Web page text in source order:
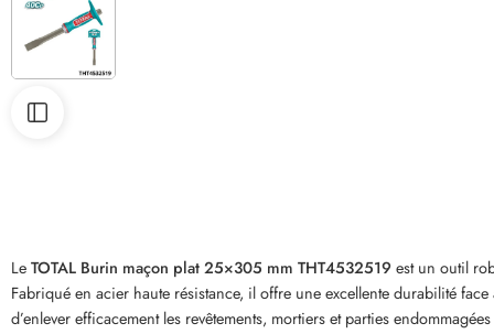
LeTOTAL Burin maçon plat 25×305 mm THT4532519est un outil
Fabriqué en acier haute résistance, il offre une excellente durabilité
d’enlever efficacement les revêtements, mortiers et parties